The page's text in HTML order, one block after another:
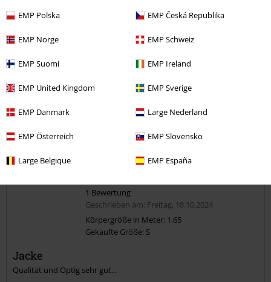
EMP Polska EMP Česká Republika
EMP Norge EMP Schweiz
EMP Suomi EMP Ireland
EMP United Kingdom EMP Sverige
EMP Danmark Large Nederland
EMP Österreich EMP Slovensko
Large Belgique EMP España
Passform
War diese Bewertung hilfreich für dich?
Kommentar jetzt abschicken!
1 Bewertung
Geschrieben am: Freitag, 18.10.2024
Körpergröße in Meter: 1.65
Gekaufte Größe: S
Jacke
Qualität und Optig sehr gut...